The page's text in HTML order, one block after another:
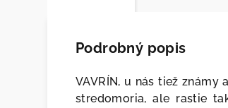
Podrobný popis
VAVRÍN, u nás tiež známy
stredomoria, ale rastie